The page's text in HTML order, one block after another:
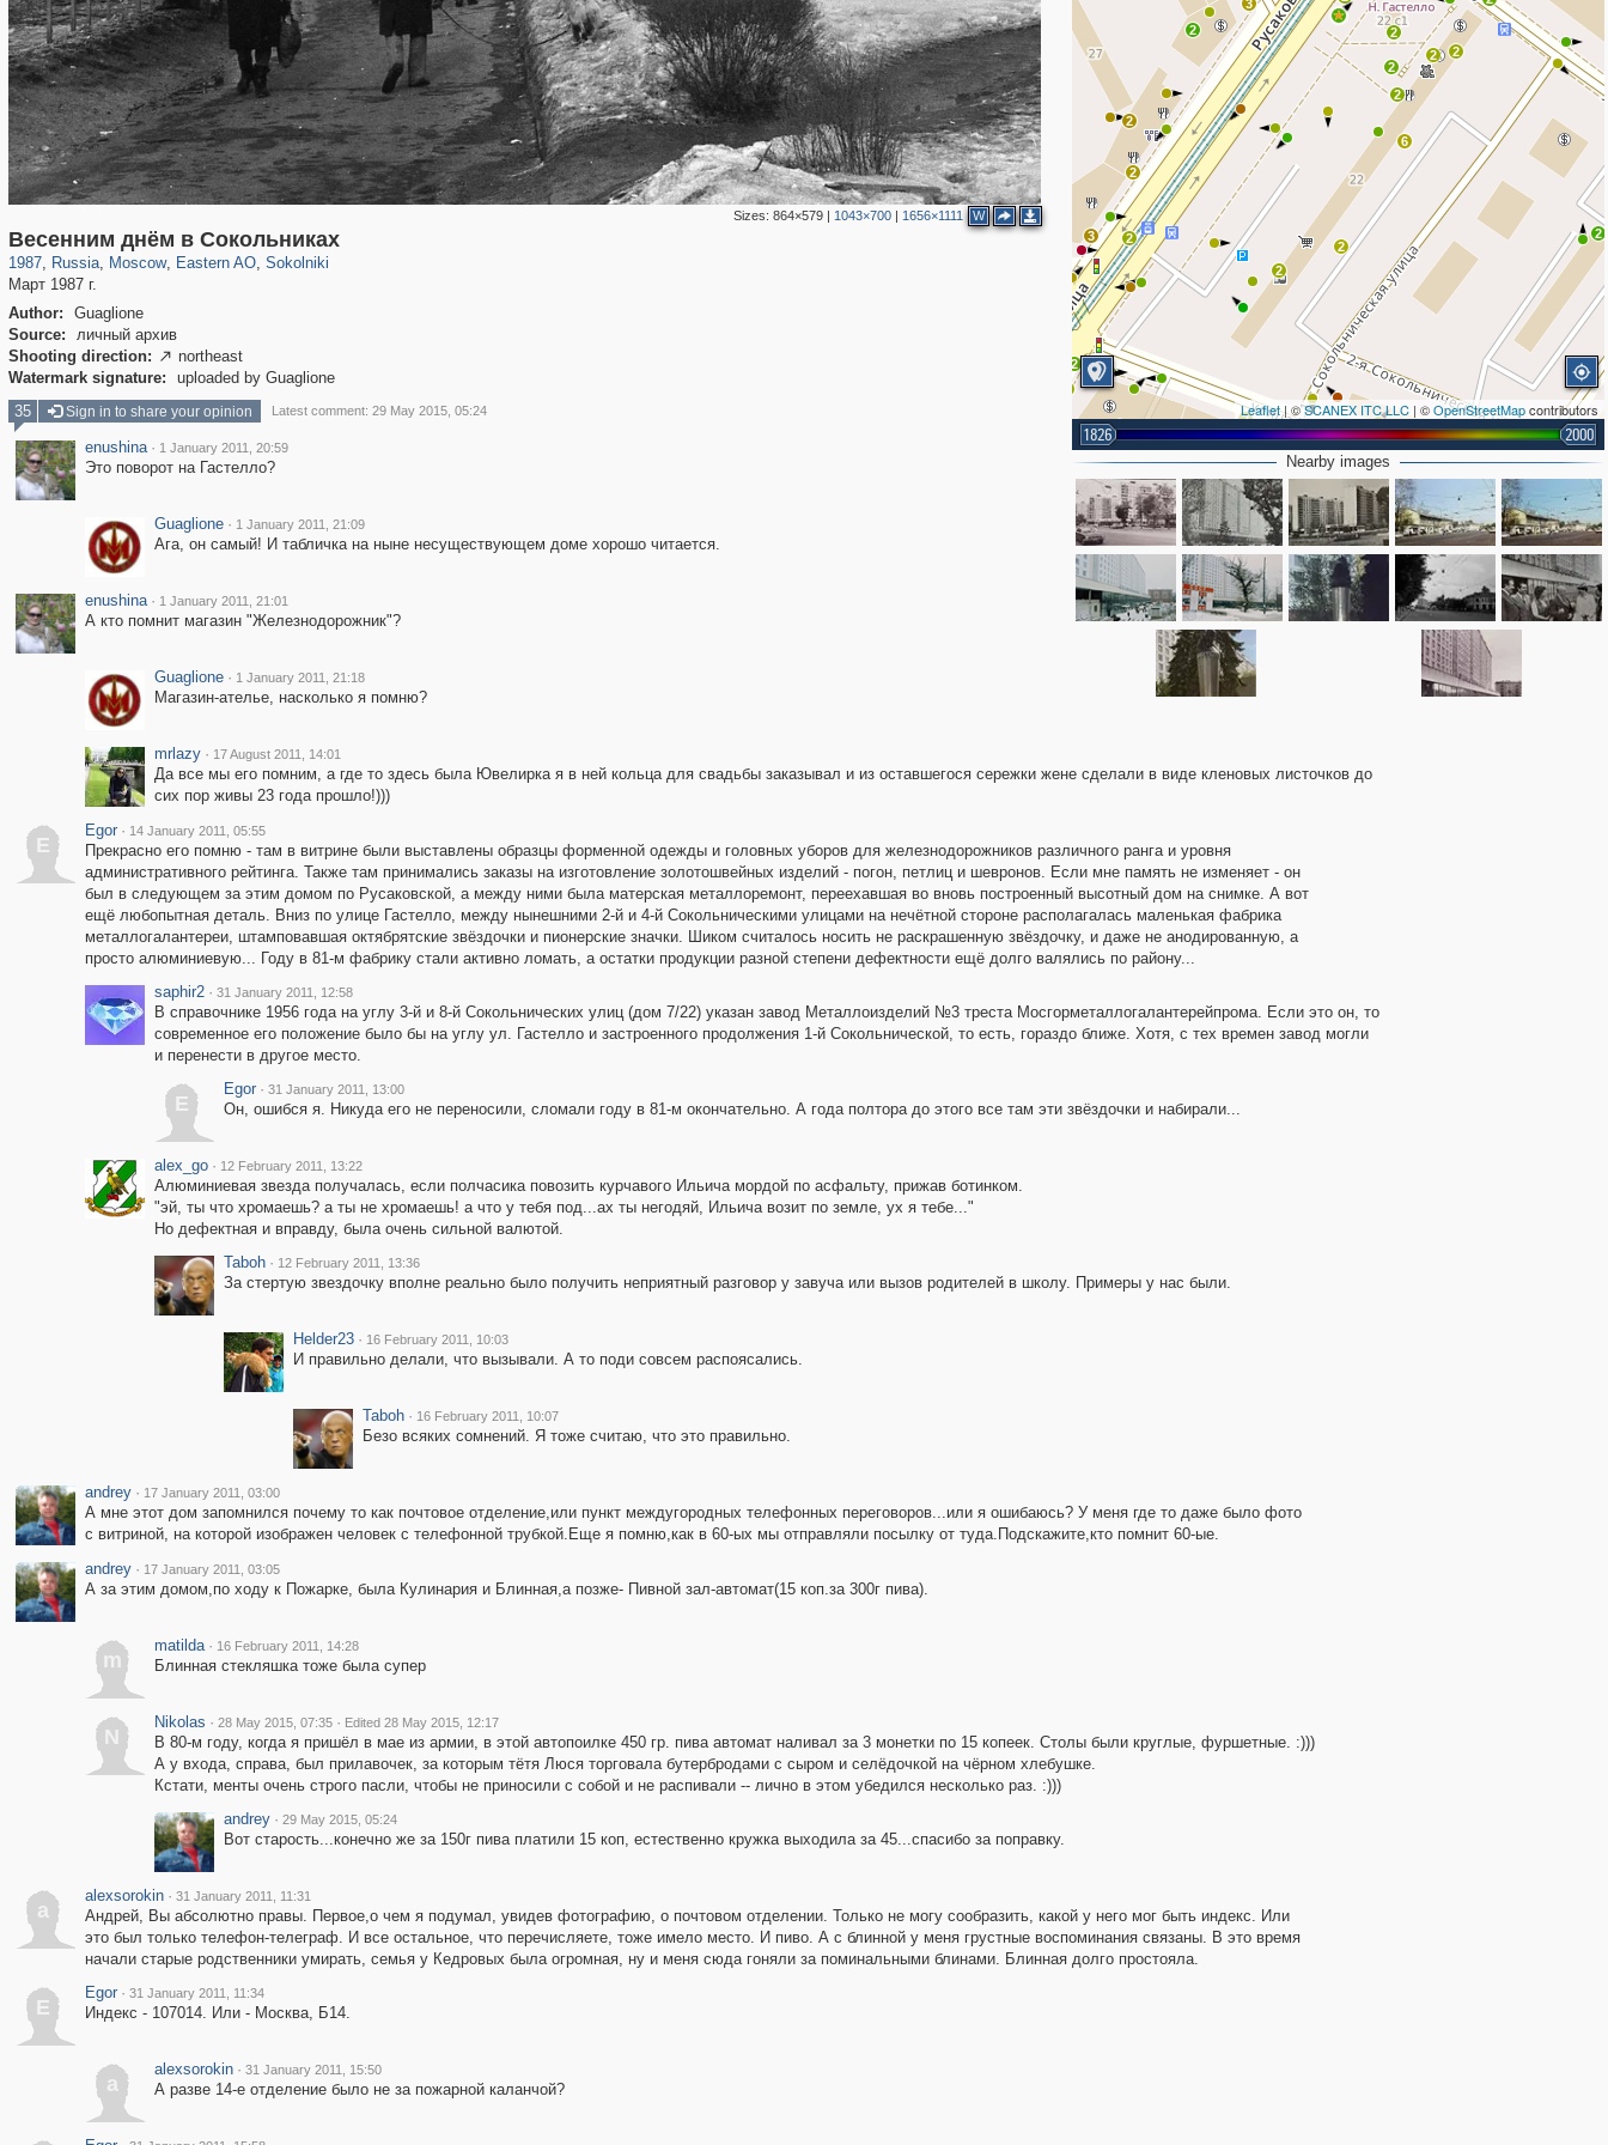
Sizes: 864×579| 1043×700| 1656×1111 W
Весенним днём в Сокольниках
1987, Russia
1,406,255 29,243
, Moscow
319,780 8,286
, Eastern AO
20,925 306
, Sokolniki
5,622 49
Март 1987 г.
Author:
Guaglione
Source:
личный архив
Shooting direction:  northeast
Watermark signature:
uploaded by Guaglione
2
2
2
2
6
2
2
2
2
2
3
2
3
2
2
2
2
Leaflet| ©SCANEX ITC LLC | ©OpenStreetMapcontributors
1826 2000
Nearby images
35 Sign in to share your opinion Latest comment: 29 May 2015, 05:24
enushina · 1 January 2011, 20:59
Это поворот на Гастелло?
Guaglione · 1 January 2011, 21:09
Ага, он самый! И табличка на ныне несуществующем доме хорошо читается.
enushina · 1 January 2011, 21:01
А кто помнит магазин "Железнодорожник"?
Guaglione · 1 January 2011, 21:18
Магазин-ателье, насколько я помню?
mrlazy · 17 August 2011, 14:01
Да все мы его помним, а где то здесь была Ювелирка я в ней кольца для свадьбы заказывал и из оставшегося сережки жене сделали в виде кленовых листочков до
сих пор живы 23 года прошло!)))
E
Egor · 14 January 2011, 05:55
Прекрасно его помню - там в витрине были выставлены образцы форменной одежды и головных уборов для железнодорожников различного ранга и уровня
административного рейтинга. Также там принимались заказы на изготовление золотошвейных изделий - погон, петлиц и шевронов. Если мне память не изменяет - он
был в следующем за этим домом по Русаковской, а между ними была матерская металлоремонт, переехавшая во вновь построенный высотный дом на снимке. А вот
ещё любопытная деталь. Вниз по улице Гастелло, между нынешними 2-й и 4-й Сокольническими улицами на нечётной стороне располагалась маленькая фабрика
металлогалантереи, штамповавшая октябрятские звёздочки и пионерские значки. Шиком считалось носить не раскрашенную звёздочку, и даже не анодированную, а
просто алюминиевую... Году в 81-м фабрику стали активно ломать, а остатки продукции разной степени дефектности ещё долго валялись по району...
saphir2 · 31 January 2011, 12:58
В справочнике 1956 года на углу 3-й и 8-й Сокольнических улиц (дом 7/22) указан завод Металлоизделий №3 треста Мосгорметаллогалантерейпрома. Если это он, то
современное его положение было бы на углу ул. Гастелло и застроенного продолжения 1-й Сокольнической, то есть, гораздо ближе. Хотя, с тех времен завод могли
и перенести в другое место.
E
Egor · 31 January 2011, 13:00
Он, ошибся я. Никуда его не переносили, сломали году в 81-м окончательно. А года полтора до этого все там эти звёздочки и набирали...
alex_go · 12 February 2011, 13:22
Алюминиевая звезда получалась, если полчасика повозить курчавого Ильича мордой по асфальту, прижав ботинком.
"эй, ты что хромаешь? а ты не хромаешь! а что у тебя под...ах ты негодяй, Ильича возит по земле, ух я тебе..."
Но дефектная и вправду, была очень сильной валютой.
Taboh · 12 February 2011, 13:36
За стертую звездочку вполне реально было получить неприятный разговор у завуча или вызов родителей в школу. Примеры у нас были.
Helder23 · 16 February 2011, 10:03
И правильно делали, что вызывали. А то поди совсем распоясались.
Taboh · 16 February 2011, 10:07
Безо всяких сомнений. Я тоже считаю, что это правильно.
andrey · 17 January 2011, 03:00
А мне этот дом запомнился почему то как почтовое отделение,или пункт междугородных телефонных переговоров...или я ошибаюсь? У меня где то даже было фото
с витриной, на которой изображен человек с телефонной трубкой.Еще я помню,как в 60-ых мы отправляли посылку от туда.Подскажите,кто помнит 60-ые.
andrey · 17 January 2011, 03:05
А за этим домом,по ходу к Пожарке, была Кулинария и Блинная,а позже- Пивной зал-автомат(15 коп.за 300г пива).
m
matilda · 16 February 2011, 14:28
Блинная стекляшка тоже была супер
N
Nikolas · 28 May 2015, 07:35 · Edited 28 May 2015, 12:17
В 80-м году, когда я пришёл в мае из армии, в этой автопоилке 450 гр. пива автомат наливал за 3 монетки по 15 копеек. Столы были круглые, фуршетные. :)))
А у входа, справа, был прилавочек, за которым тётя Люся торговала бутербродами с сыром и селёдочкой на чёрном хлебушке.
Кстати, менты очень строго пасли, чтобы не приносили с собой и не распивали -- лично в этом убедился несколько раз. :)))
andrey · 29 May 2015, 05:24
Вот старость...конечно же за 150г пива платили 15 коп, естественно кружка выходила за 45...спасибо за поправку.
a
alexsorokin · 31 January 2011, 11:31
Андрей, Вы абсолютно правы. Первое,о чем я подумал, увидев фотографию, о почтовом отделении. Только не могу сообразить, какой у него мог быть индекс. Или
это был только телефон-телеграф. И все остальное, что перечисляете, тоже имело место. И пиво. А с блинной у меня грустные воспоминания связаны. В это время
начали старые родственники умирать, семья у Кедровых была огромная, ну и меня сюда гоняли за поминальными блинами. Блинная долго простояла.
E
Egor · 31 January 2011, 11:34
Индекс - 107014. Или - Москва, Б14.
a
alexsorokin · 31 January 2011, 15:50
А разве 14-е отделение было не за пожарной каланчой?